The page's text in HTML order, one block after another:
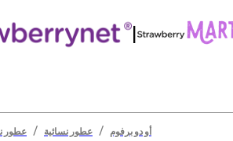
|
عطور / عطور نسائية / أو دو برفوم